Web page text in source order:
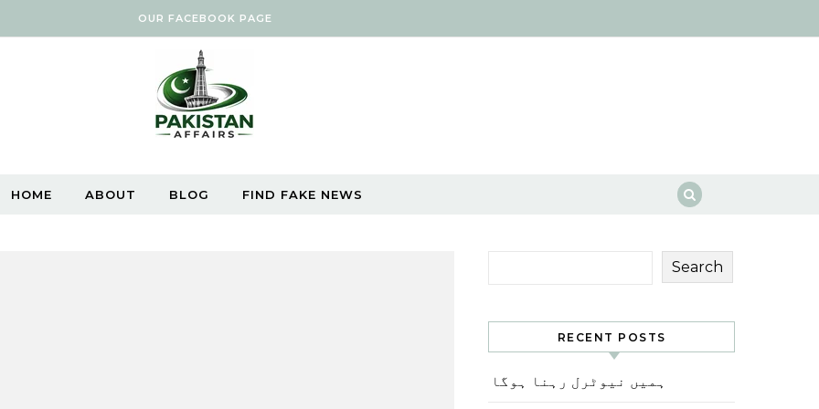
OUR FACEBOOK PAGE
HOME ABOUT BLOG FIND FAKE NEWS
Search
RECENT POSTS
ہمیں نیوٹرل رہنا ہوگا